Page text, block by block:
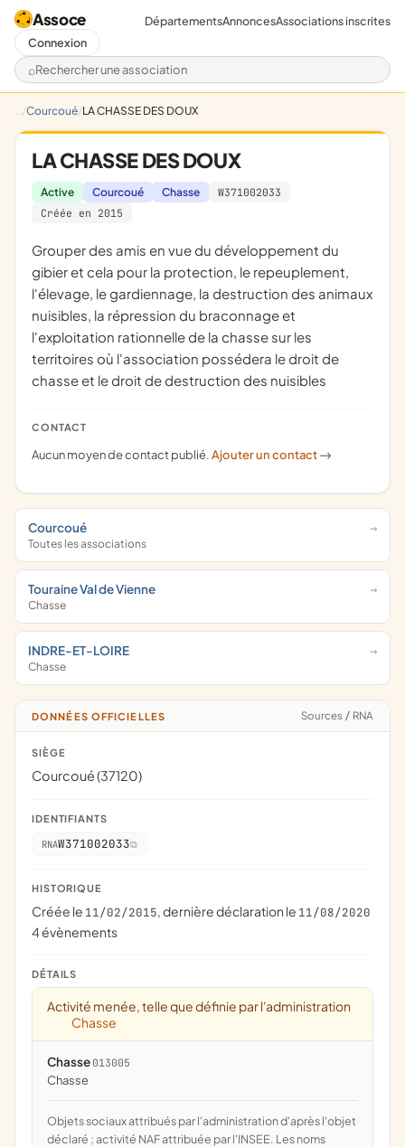
Assoce
Rechercher une association
DépartementsAnnoncesAssociations inscrites
Connexion
Courcoué LA CHASSE DES DOUX
LA CHASSE DES DOUX
Active Courcoué Chasse
W371002033
Créée en 2015
grouper des amis en vue du développement du
gibier et cela pour la protection, le repeuplement,
l'élevage, le gardiennage, la destruction des animaux
nuisibles, la répression du braconnage et
l'exploitation rationnelle de la chasse sur les
territoires où l'association possédera le droit de
chasse et le droit de destruction des nuisibles
CONTACT
Aucun moyen de contact publié.Ajouter un contact ->
Courcoué
Toutes les associations
Touraine Val de Vienne
Chasse
INDRE-ET-LOIRE
Chasse
DONNÉES OFFICIELLES Sources / RNA
SIÈGE
Courcoué (37120)
IDENTIFIANTS
RNAW371002033
HISTORIQUE
Créée le 11/02/2015, dernière déclaration le 11/08/2020
4 évènements
DÉTAILS
Activité menée, telle que définie par l'administration
Chasse
Chasse 013005
chasse
Objets sociaux attribués par l'administration d'après l'objet
déclaré ; activité NAF attribuée par l'INSEE. Les noms